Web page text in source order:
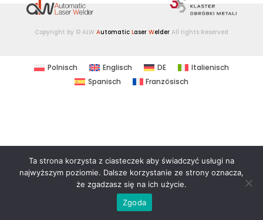
Copyright by © ALW Automatic Laser Welder All rights Reserved
Polnisch Englisch DE
Italienisch
Spanisch
Französisch
Ta strona korzysta z ciasteczek aby świadczyć usługi na
najwyższym poziomie. Dalsze korzystanie ze strony oznacza,
że zgadzasz się na ich użycie.
Zgoda